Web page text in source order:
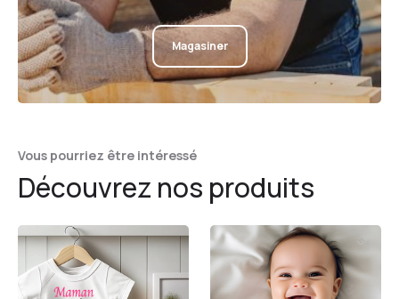
Magasiner
Vous pourriez être intéressé
Découvrez nos produits